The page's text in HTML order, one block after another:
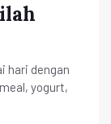
hari dengan
yogurt,